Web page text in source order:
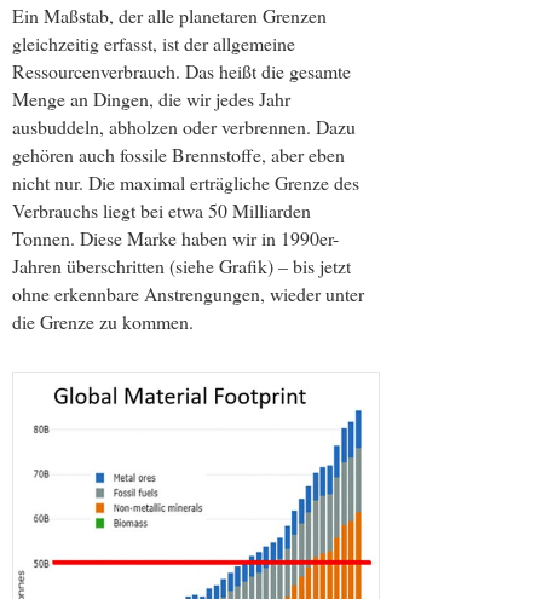
Ein Maßstab, der alle planetaren Grenzen
gleichzeitig erfasst, ist der allgemeine
Ressourcenverbrauch. Das heißt die gesamte
Menge an Dingen, die wir jedes Jahr
ausbuddeln, abholzen oder verbrennen. Dazu
gehören auch fossile Brennstoffe, aber eben
nicht nur. Die maximal erträgliche Grenze des
Verbrauchs liegt bei etwa 50 Milliarden
Tonnen. Diese Marke haben wir in 1990er-
Jahren überschritten (siehe Grafik) – bis jetzt
ohne erkennbare Anstrengungen, wieder unter
die Grenze zu kommen.